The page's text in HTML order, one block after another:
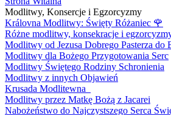
Modlitwy, Konsercje i Egzorcyzmy
Královna Modlitwy: Święty Różaniec 🌹
Różne modlitwy, konsekracje i
Modlitwy od Jezusa Dobrego Pasterza do
Modlitwy dla Bożego Przygotowania Serc
Modlitwy Świętego Rodziny Schronienia
Modlitwy z innych Objawień
Krusada Modlitewna
Modlitwy przez Matkę Bożą z Jacarei
Nabożeństwo do Najczystszego Serca